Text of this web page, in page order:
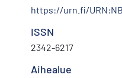
https://urn.fi/
ISSN
2342-6217
Aihealue